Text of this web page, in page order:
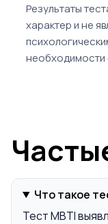
Результаты
характер и не
необходимости
Что такое
Тест MBTI